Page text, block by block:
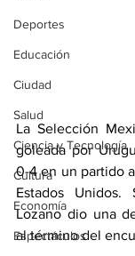
Deportes
Educación
Ciudad
Salud
Ciencia y Tecnología
Cultura
Economía
Espectáculos
La Selección
goleada por
0-4 en un partido
Estados Unidos.
Lozano dio una
al término del